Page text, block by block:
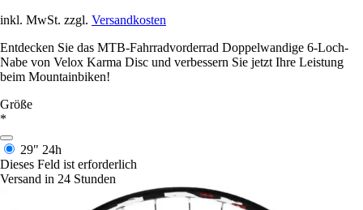
inkl. MwSt. zzgl. Versandkosten
Entdecken Sie das MTB-Fahrradvorderrad Doppelwandige 6-Loch-
Nabe von Velox Karma Disc und verbessern Sie jetzt Ihre Leistung
beim Mountainbiken!
Größe
*
29" 24h
Dieses Feld ist erforderlich
Versand in 24 Stunden